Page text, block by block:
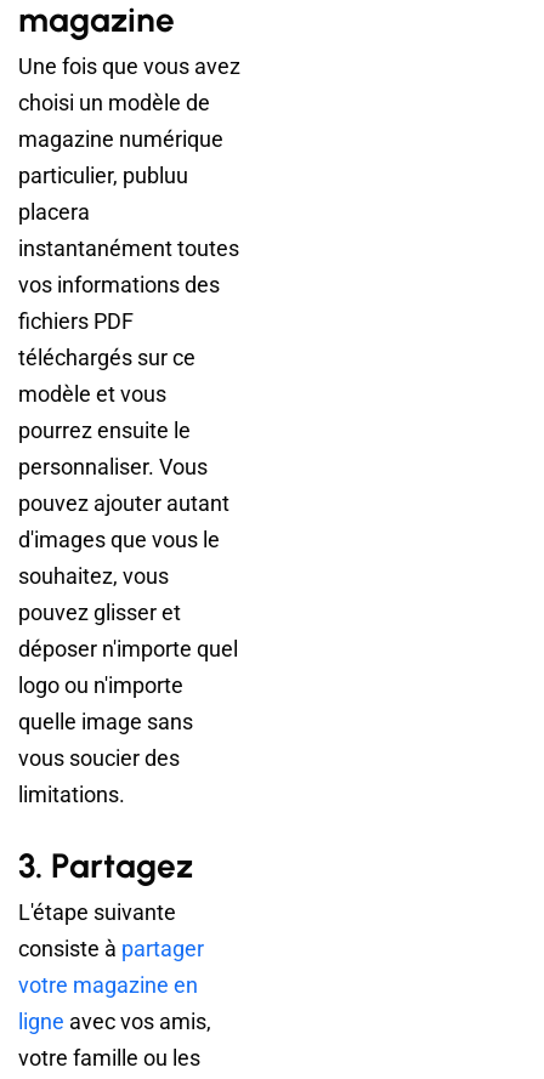
magazine
Une fois que vous avez
choisi un modèle de
magazine numérique
particulier, publuu
placera
instantanément toutes
vos informations des
fichiers PDF
téléchargés sur ce
modèle et vous
pourrez ensuite le
personnaliser. Vous
pouvez ajouter autant
d'images que vous le
souhaitez, vous
pouvez glisser et
déposer n'importe quel
logo ou n'importe
quelle image sans
vous soucier des
limitations.
3. Partagez
L'étape suivante
consiste à partager
votre magazine en
ligne avec vos amis,
votre famille ou les